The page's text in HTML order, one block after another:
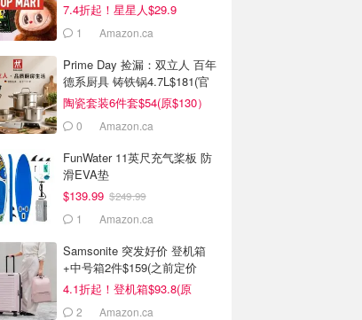
7.4折起！星星人$29.9
1 Amazon.ca
Prime Day 捡漏：双立人 百年
德系厨具 铸铁锅4.7L$181(官
网$520）
陶瓷套装6件套$54(原$130）
0 Amazon.ca
FunWater 11英尺充气桨板 防
滑EVA垫
$139.99 $249.99
1 Amazon.ca
Samsonite 突发好价 登机箱
+中号箱2件$159(之前定价
$434)
4.1折起！登机箱$93.8(原
$134)
2 Amazon.ca